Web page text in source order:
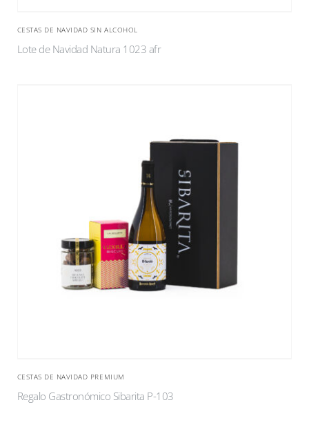
CESTAS DE NAVIDAD SIN ALCOHOL
Lote de Navidad Natura 1023 afr
CESTAS DE NAVIDAD PREMIUM
Regalo Gastronómico Sibarita P-103